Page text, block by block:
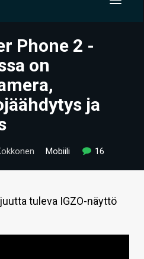
Phone 2 -
on
ja
Mobiili 16
tuleva IGZO-näyttö